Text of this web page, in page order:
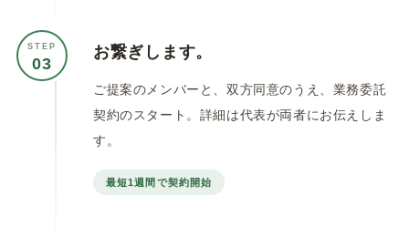
STEP
03
お繋ぎします。
ご提案のメンバーと、双方同意のうえ、業務委託
契約のスタート。詳細は代表が両者にお伝えしま
す。
最短1週間で契約開始